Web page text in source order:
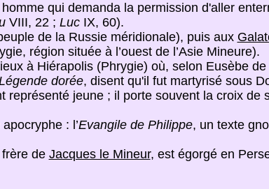
qui demanda la permission d'aller
VIII, 22 ; LucIX, 60).
de la Russie méridionale), puis aux
région située à l’ouest de l’Asie Mineure).
à Hiérapolis (Phrygie) où, selon Eusèbe
dorée, disent qu'il fut martyrisé sous
représenté jeune ; il porte souvent la croix
: l’Evangile de Philippe, un texte
de Jacques le Mineur, est égorgé en